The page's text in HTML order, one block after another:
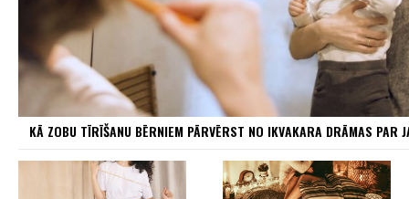
KĀ ZOBU TĪRĪŠANU BĒRNIEM PĀRVĒRST NO IKVAKARA DRĀMAS PAR